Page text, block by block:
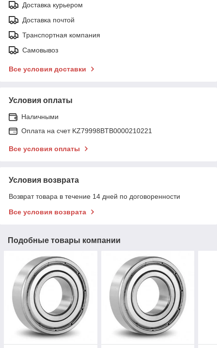
Доставка курьером
Доставка почтой
Транспортная компания
Самовывоз
Все условия доставки
Условия оплаты
Наличными
Оплата на счет KZ79998BTB0000210221
Все условия оплаты
Условия возврата
Возврат товара в течение 14 дней по договоренности
Все условия возврата
Подобные товары компании